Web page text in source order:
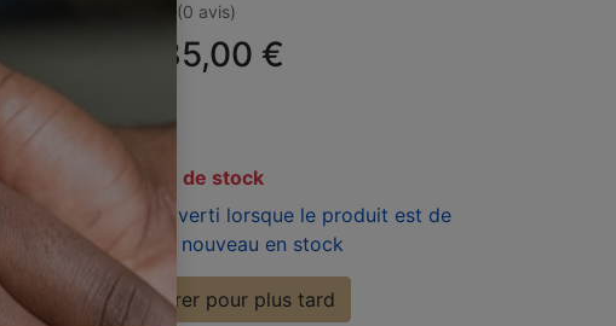
(0 avis)
85,00 €
TTC
En rupture de stock
Soyez averti lorsque le produit est de
nouveau en stock
Enregistrer pour plus tard